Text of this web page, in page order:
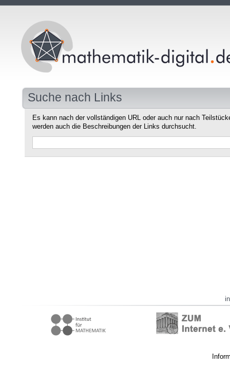
Suche nach Links
Es kann nach der vollständigen URL oder auch nur nach
werden auch die Beschreibungen der Links durchsucht.